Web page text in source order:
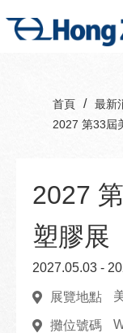
首頁 / 最新
2027 第33屆
2027
塑膠展
2027.05.03 -
展覽地點
攤位號碼